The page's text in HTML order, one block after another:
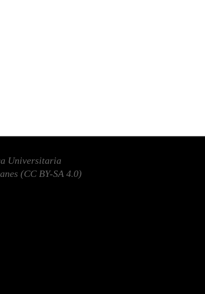
Universitaria
(CC BY-SA 4.0)